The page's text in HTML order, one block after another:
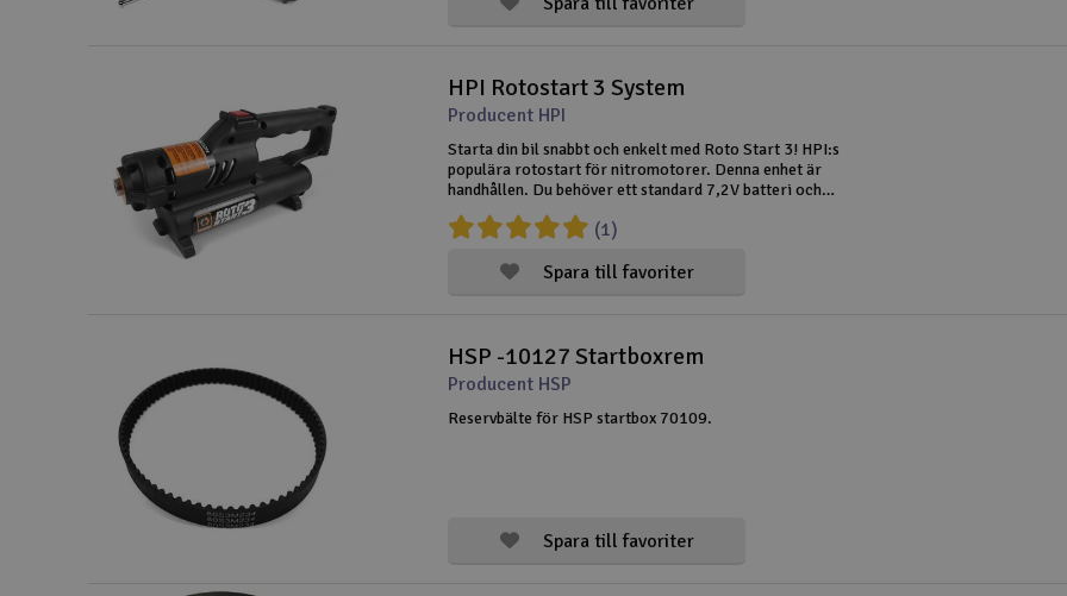
Bilbana
Drönare för FPV
Flygplan
Helikopter
Modelljärnväg
Outlet
Radioutrustning
HPI Rotostart 3 System
Producent HPI
Starta din bil snabbt och enkelt med Roto Start 3! HPI:s
populära rotostart för nitromotorer. Denna enhet är
handhållen. Du behöver ett standard 7,2V batteri och
laddare (måste köpas separat). Kan användas på många
nitromuttrar av olika märken, och
Spara till favoriter
(1)
HSP -10127 Startboxrem
Producent HSP
Reservbälte för HSP startbox 70109.
Spara till favoriter